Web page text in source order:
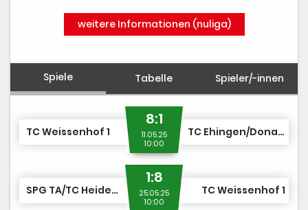
weitere Informationen (nuliga)
Spiele Tabelle Spieler/-innen
TC Weissenhof 1
8:1
11.05.25
10:00
TC Ehingen/Donau 1
SPG TA/TC Heidenheim 1
1:8
25.05.25
10:00
TC Weissenhof 1